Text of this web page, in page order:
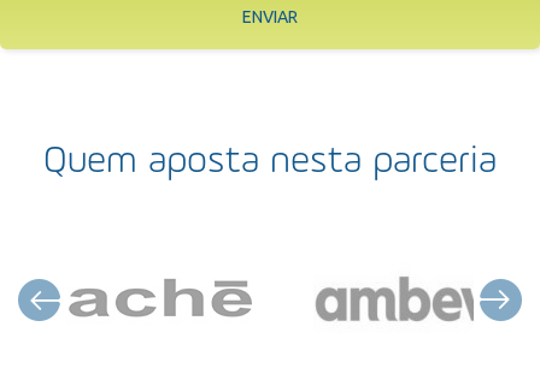
ENVIAR
Quem aposta nesta parceria